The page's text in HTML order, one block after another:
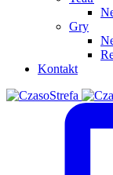
Gry
Kontakt